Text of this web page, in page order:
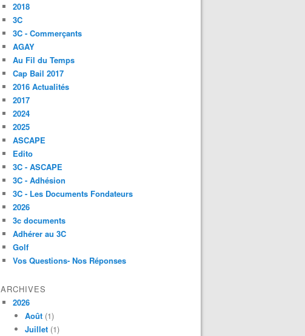
2018
3C
3C - Commerçants
AGAY
Au Fil du Temps
Cap Bail 2017
2016 Actualités
2017
2024
2025
ASCAPE
Edito
3C - ASCAPE
3C - Adhésion
3C - Les Documents Fondateurs
2026
3c documents
Adhérer au 3C
Golf
Vos Questions- Nos Réponses
ARCHIVES
2026
Août (1)
Juillet (1)